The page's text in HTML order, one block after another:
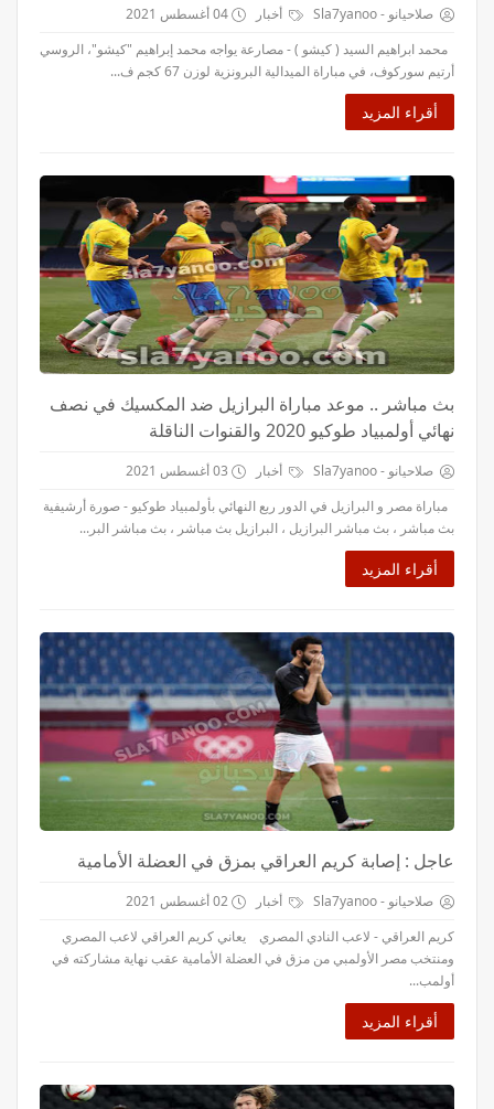
صلاحيانو - Sla7yanoo أخبار
04 أغسطس 2021
محمد ابراهيم السيد ( كيشو ) - مصارعة يواجه محمد إبراهيم "كيشو"، الروسي
أرتيم سوركوف، في مباراة الميدالية البرونزية لوزن 67 كجم ف...
أقراء المزيد
بث مباشر .. موعد مباراة البرازيل ضد المكسيك في نصف
نهائي أولمبياد طوكيو 2020 والقنوات الناقلة
صلاحيانو - Sla7yanoo أخبار
03 أغسطس 2021
مباراة مصر و البرازيل في الدور ربع النهائي بأولمبياد طوكيو - صورة أرشيفية
بث مباشر ، بث مباشر البرازيل ، البرازيل بث مباشر ، بث مباشر البر...
أقراء المزيد
عاجل : إصابة كريم العراقي بمزق في العضلة الأمامية
صلاحيانو - Sla7yanoo أخبار
02 أغسطس 2021
كريم العراقي - لاعب النادي المصري يعاني كريم العراقي لاعب المصري
ومنتخب مصر الأولمبي من مزق في العضلة الأمامية عقب نهاية مشاركته في
أولمب...
أقراء المزيد